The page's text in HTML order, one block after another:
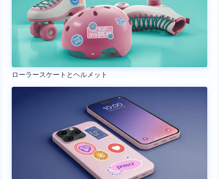
ローラースケートとヘルメット